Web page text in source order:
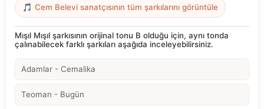
🎵 Cem Belevi sanatçısının tüm şarkılarını görüntüle
Mışıl Mışıl şarkısının orijinal tonu B olduğu için, aynı tonda
çalınabilecek farklı şarkıları aşağıda inceleyebilirsiniz.
Adamlar - Cemalika
Teoman - Bugün